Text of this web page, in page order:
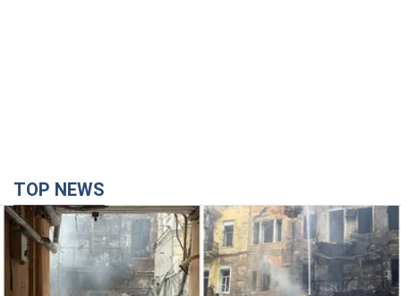
Армия России совершила массированную
атаку на Одессу: горит историческая часть
города. Фото и видео